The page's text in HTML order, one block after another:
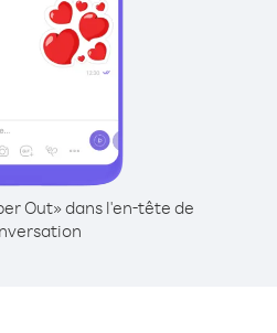
Out» dans l'en-tête de